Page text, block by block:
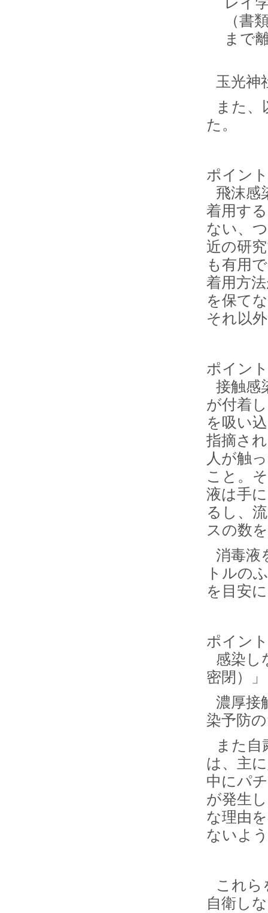
（書
まで
玉光神
また
た。
ポイン
飛沫感
着用す
ない、
近の研
も有用
着用方
を保て
それ以
ポイン
接触感
が付着
を吸い
指摘さ
人が触
こと。
液は手
るし、
スの数
消毒液
トルの
を目安
ポイン
感染し
密閉）
濃厚接
染予防
また
は、主
中にパ
が発生
な理由
ないよ
これら
自衛し